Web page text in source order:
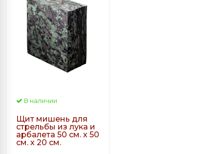
В наличии
Щит мишень для
стрельбы из лука и
арбалета 50 см. х 50
см. х 20 см.